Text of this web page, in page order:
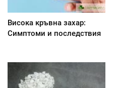
Висока кръвна захар:
Симптоми и последствия